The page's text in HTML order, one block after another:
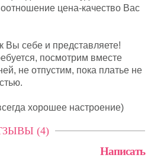
цена-качество Вас
Вы себе и представляете!
посмотрим вместе
не отпустим, пока платье не
хорошее настроение)
(4)
Написать